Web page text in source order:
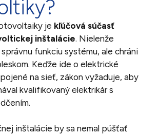
je kľúčová súčasť
inštalácie. Nielenže
funkciu systému, ale chráni
Keďže ide o elektrické
na sieť, zákon vyžaduje, aby
kvalifikovaný elektrikár s
inštalácie by sa nemal púšťať